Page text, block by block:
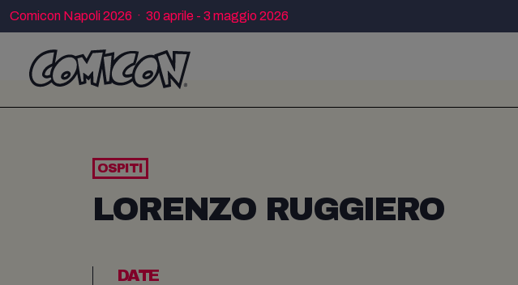
Comicon Napoli 2026 · 30 aprile - 3 maggio 2026
OSPITI
LORENZO RUGGIERO
DATE